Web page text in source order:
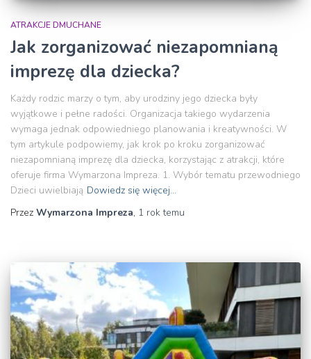
ATRAKCJE DMUCHANE
Jak zorganizować niezapomnianą
imprezę dla dziecka?
Każdy rodzic marzy o tym, aby urodziny jego dziecka były
wyjątkowe i pełne radości. Organizacja takiego wydarzenia
wymaga jednak odpowiedniego planowania i kreatywności. W
tym artykule podpowiemy, jak krok po kroku zorganizować
niezapomnianą imprezę dla dziecka, korzystając z atrakcji, które
oferuje firma Wymarzona Impreza. 1. Wybór tematu przewodniego
Dzieci uwielbiają Dowiedz się więcej…
Przez Wymarzona Impreza, 1 roktemu